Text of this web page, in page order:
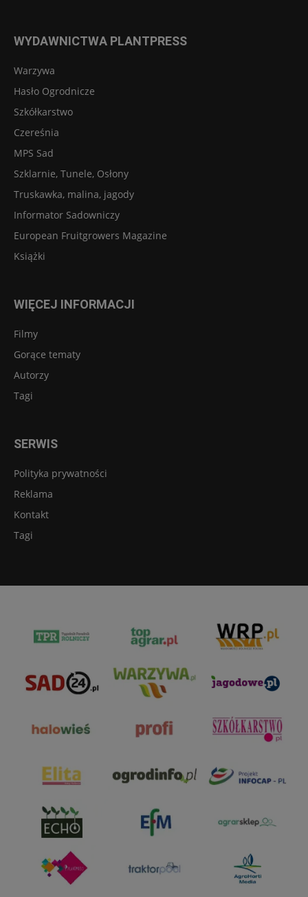
WYDAWNICTWA PLANTPRESS
Warzywa
Hasło Ogrodnicze
Szkółkarstwo
Czereśnia
MPS Sad
Szklarnie, Tunele, Osłony
Truskawka, malina, jagody
Informator Sadowniczy
European Fruitgrowers Magazine
Książki
WIĘCEJ INFORMACJI
Filmy
Gorące tematy
Autorzy
Tagi
SERWIS
Polityka prywatności
Reklama
Kontakt
Tagi